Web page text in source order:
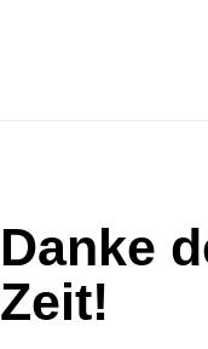
Danke
Zeit!